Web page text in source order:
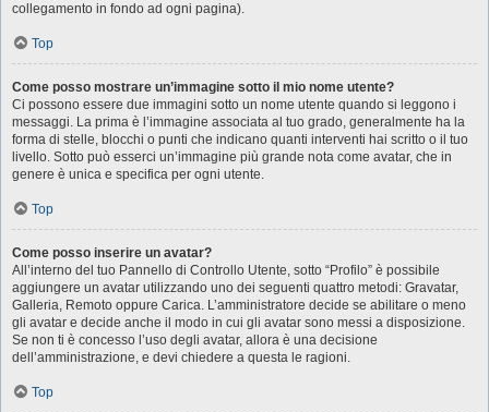
collegamento in fondo ad ogni pagina).
Top
Come posso mostrare un’immagine sotto il mio nome utente?
Ci possono essere due immagini sotto un nome utente quando si leggono i
messaggi. La prima è l’immagine associata al tuo grado, generalmente ha la
forma di stelle, blocchi o punti che indicano quanti interventi hai scritto o il tuo
livello. Sotto può esserci un’immagine più grande nota come avatar, che in
genere è unica e specifica per ogni utente.
Top
Come posso inserire un avatar?
All’interno del tuo Pannello di Controllo Utente, sotto “Profilo” è possibile
aggiungere un avatar utilizzando uno dei seguenti quattro metodi: Gravatar,
Galleria, Remoto oppure Carica. L’amministratore decide se abilitare o meno
gli avatar e decide anche il modo in cui gli avatar sono messi a disposizione.
Se non ti è concesso l’uso degli avatar, allora è una decisione
dell’amministrazione, e devi chiedere a questa le ragioni.
Top